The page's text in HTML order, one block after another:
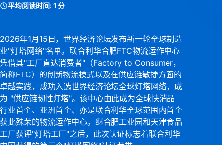
平均阅读时间: 1 分
2026年1月15日，世界经济论坛发布新一轮全球制造
业"灯塔网络"名单。联合利华合肥FTC物流运作中心
凭借其"工厂直达消费者"（Factory to Consumer，
简称FTC）的创新物流模式以及在供应链敏捷方面的
卓越实践，成功入选世界经济论坛全球灯塔网络，成
为 "供应链韧性灯塔"。该中心由此成为全球快消品
行业首个、亚洲首个、亦是联合利华全球范围内首个
获此殊荣的物流运作中心。继合肥工业园和天津食品
工厂获评"灯塔工厂"之后，此次认证标志着联合利华